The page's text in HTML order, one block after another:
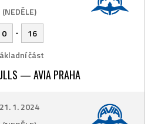
(NEDĚLE)
0
-
16
část
— AVIA PRAHA
21. 1. 2024